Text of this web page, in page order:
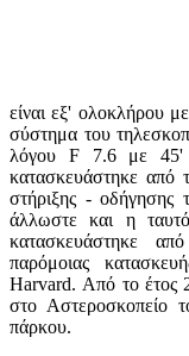
είναι εξ' ολοκλήρου
σύστημα του
λόγου F 7.6 με 45'
κατασκευάστηκε από
στήριξης - οδήγησης
άλλωστε και η
κατασκευάστηκε
παρόμοιας
Harvard. Από το έτος
στο Αστεροσκοπείο
πάρκου.